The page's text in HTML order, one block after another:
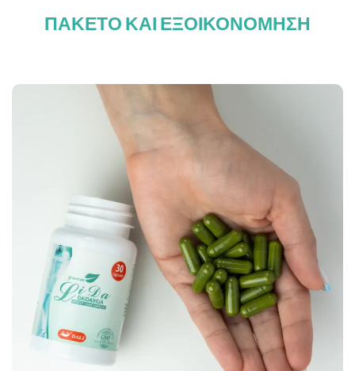
ΠΑΚΕΤΟ ΚΑΙ ΕΞΟΙΚΟΝΟΜΗΣΗ